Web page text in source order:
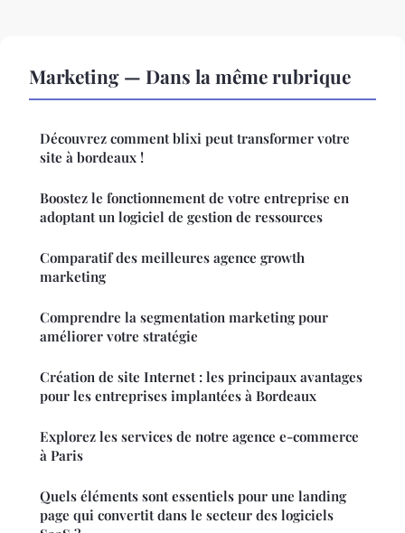
Marketing — Dans la même rubrique
Découvrez comment blixi peut transformer votre
site à bordeaux !
Boostez le fonctionnement de votre entreprise en
adoptant un logiciel de gestion de ressources
Comparatif des meilleures agence growth
marketing
Comprendre la segmentation marketing pour
améliorer votre stratégie
Création de site Internet : les principaux avantages
pour les entreprises implantées à Bordeaux
Explorez les services de notre agence e-commerce
à Paris
Quels éléments sont essentiels pour une landing
page qui convertit dans le secteur des logiciels